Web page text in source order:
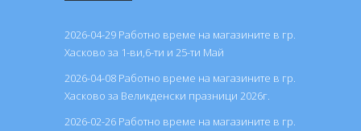
2026-04-29 Работно време на магазините в гр.
Хасково за 1-ви,6-ти и 25-ти Май
2026-04-08 Работно време на магазините в гр.
Хасково за Великденски празници 2026г.
2026-02-26 Работно време на магазините в гр.